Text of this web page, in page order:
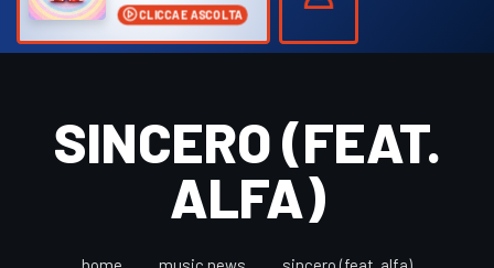
CLICCA E ASCOLTA
SINCERO (FEAT.
ALFA)